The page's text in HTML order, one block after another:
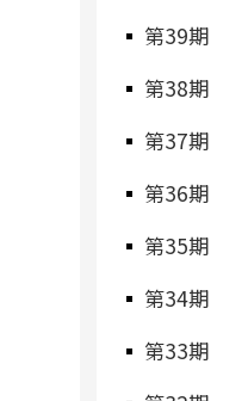
第39期
第38期
第37期
第36期
第35期
第34期
第33期